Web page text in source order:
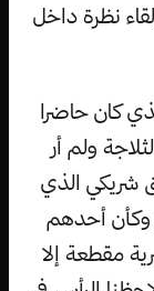
نظرة داخل
كان حاضرا
ولم أر
شريكي الذي
وكأن أحدهم
مقطعة إلا